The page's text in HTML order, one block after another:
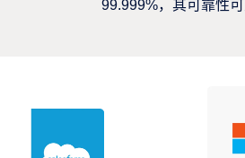
99.999%，其可靠性可